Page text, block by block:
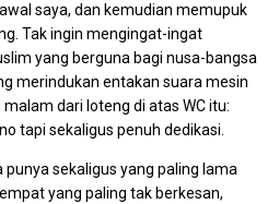
saya, dan kemudian memupuk
Tak ingin mengingat-ingat
yang berguna bagi nusa-bangsa
merindukan entakan suara mesin
dari loteng di atas WC itu:
tapi sekaligus penuh dedikasi.
punya sekaligus yang paling lama
yang paling tak berkesan,